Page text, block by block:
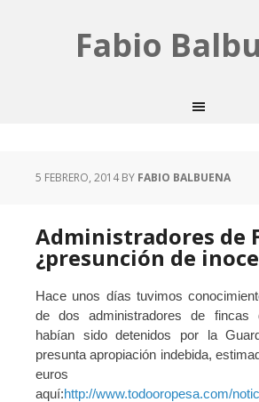
Fabio
5 FEBRERO, 2014BY FABIO BALBUENA
Administradores de
¿presunción de
Hace unos días tuvimos
de dos administradores de fincas
habían sido detenidos por la
presunta apropiación indebida,
euros
aquí:http://www.todooropesa.com/